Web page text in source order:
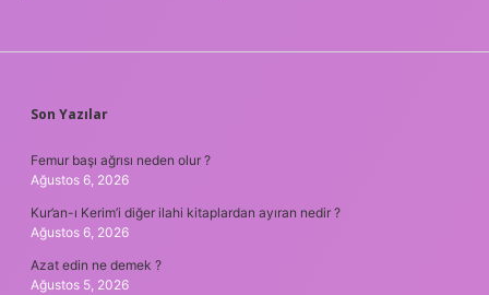
SIDEBAR
Son Yazılar
Femur başı ağrısı neden olur ?
Ağustos 6, 2026
Kur’an-ı Kerim’i diğer ilahi kitaplardan ayıran nedir ?
Ağustos 6, 2026
Azat edin ne demek ?
Ağustos 5, 2026